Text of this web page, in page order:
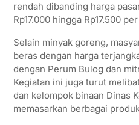
rendah dibanding harga
Rp17.000 hingga Rp17.500
Selain minyak goreng,
beras dengan harga
dengan Perum Bulog dan
Kegiatan ini juga turut
dan kelompok binaan Dinas
memasarkan berbagai